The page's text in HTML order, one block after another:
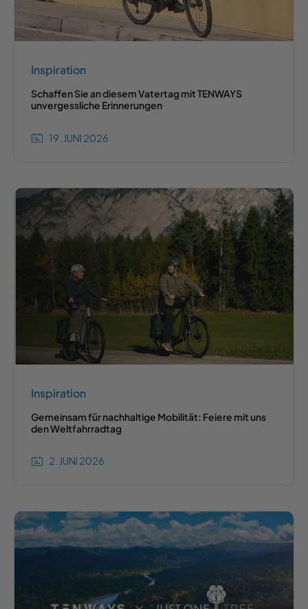
Inspiration
Schaffen Sie an diesem Vatertag mit TENWAYS
unvergessliche Erinnerungen
19. JUNI 2026
Inspiration
Gemeinsam für nachhaltige Mobilität: Feiere mit uns
den Weltfahrradtag
2. JUNI 2026